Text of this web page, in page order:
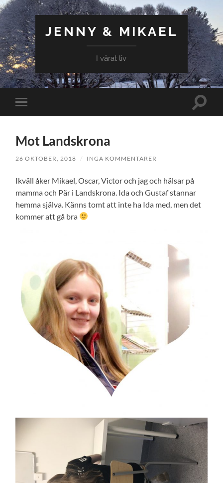
JENNY & MIKAEL
I vårat liv
Slå
på/av
Slå
Mot Landskrona
26 OKTOBER, 2018 / INGA KOMMENTARER
Ikväll åker Mikael, Oscar, Victor och jag och hälsar på
mamma och Pär i Landskrona. Ida och Gustaf stannar
hemma själva. Känns tomt att inte ha Ida med, men det
kommer att gå bra